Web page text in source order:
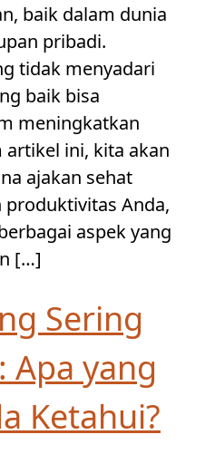
baik dalam dunia
pribadi.
tidak menyadari
baik bisa
meningkatkan
ini, kita akan
ajakan sehat
Anda,
aspek yang
[…]
Sering
Apa yang
Ketahui?